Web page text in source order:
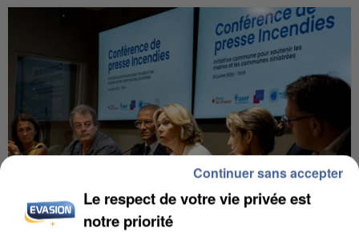
Le respect de votre vie privée est
notre priorité
Continuer sans accepter